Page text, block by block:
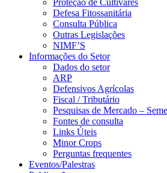
Proteção de Cultivares
Defesa Fitossanitária
Consulta Pública
Outras Legislações
NIMF’S
Informações do Setor
Dados do setor
ARP
Defensivos Agrícolas
Fiscal / Tributário
Pesquisas de Mercado –
Fontes de consulta
Links Úteis
Minor Crops
Perguntas frequentes
Eventos/Palestras